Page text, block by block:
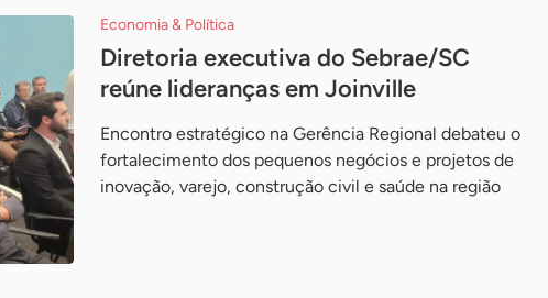
Economia & Política
Diretoria executiva do Sebrae/SC
reúne lideranças em Joinville
Encontro estratégico na Gerência Regional debateu o
fortalecimento dos pequenos negócios e projetos de
inovação, varejo, construção civil e saúde na região